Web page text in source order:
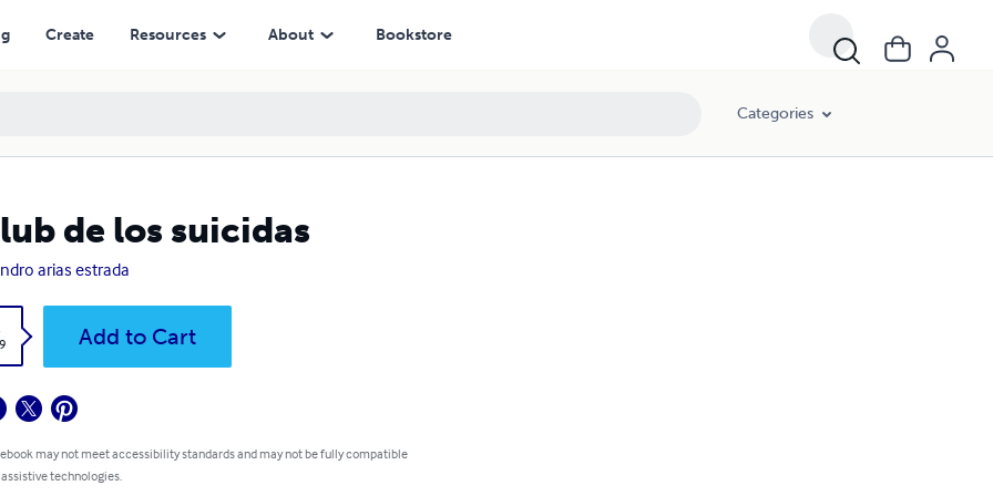
Create Resources About Bookstore
Categories
de los suicidas
arias estrada
Add to Cart
may not meet accessibility standards and may not be fully compatible
technologies.